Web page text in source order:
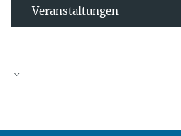
Veranstaltungen